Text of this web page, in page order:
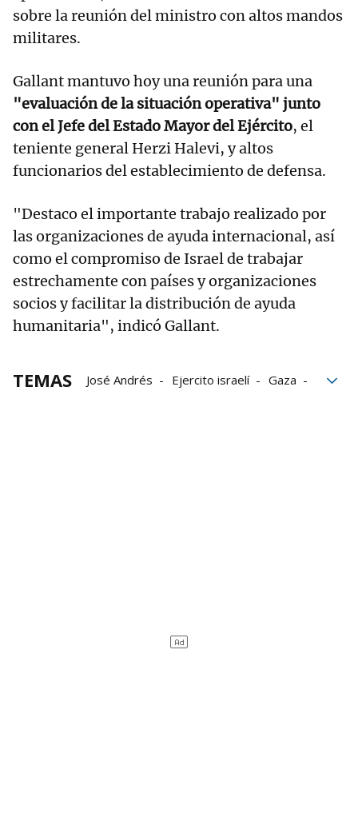
sobre la reunión del ministro con altos mandos
militares.
Gallant mantuvo hoy una reunión para una
"evaluación de la situación operativa" junto
con el Jefe del Estado Mayor del Ejército, el
teniente general Herzi Halevi, y altos
funcionarios del establecimiento de defensa.
"Destaco el importante trabajo realizado por
las organizaciones de ayuda internacional, así
como el compromiso de Israel de trabajar
estrechamente con países y organizaciones
socios y facilitar la distribución de ayuda
humanitaria", indicó Gallant.
TEMAS José Andrés Ejercito israelí
Gaza